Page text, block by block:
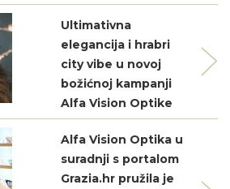
Ultimativna
elegancija i hrabri
city vibe u novoj
božićnoj kampanji
Alfa Vision Optike
Alfa Vision Optika u
suradnji s portalom
Grazia.hr pružila je